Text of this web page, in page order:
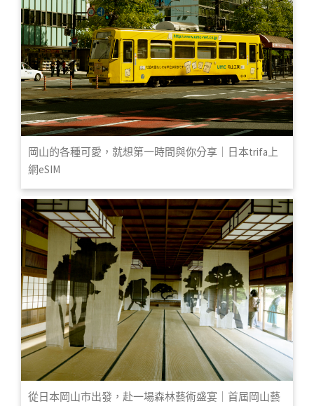
岡山的各種可愛，就想第一時間與你分享｜日本trifa上
網eSIM
從日本岡山市出發，赴一場森林藝術盛宴｜首屆岡山藝